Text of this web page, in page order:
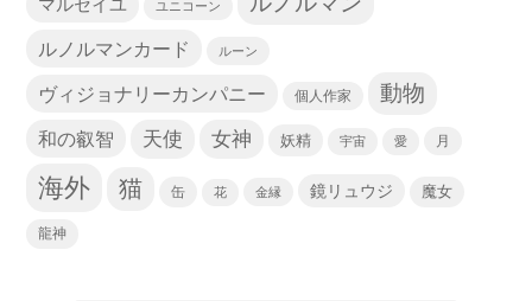
マルセイユ ユニコーン
ルノルマンカード ルーン
ヴィジョナリーカンパニー 個人作家 動物
和の叡智 天使 女神 妖精 宇宙 愛 月
海外 猫 缶 花 金縁 鏡リュウジ 魔女
龍神